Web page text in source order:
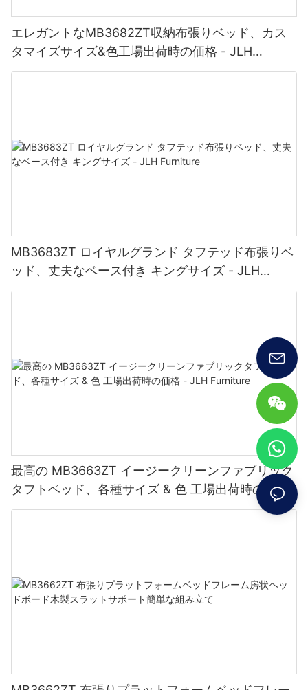
エレガントなMB3682ZT収納布張りベッド、カス
タマイズサイズ&色工場出荷時の価格 - JLH
Furniture
MB3683ZT ロイヤルグランド タフテッド布張りベ
ッド、丈夫なベース付き キングサイズ - JLH
Furniture
最高の MB3663ZT イージークリーンファブリック
タフトベッド、各種サイズ & 色 工場出荷時の価格
- JLH Furniture